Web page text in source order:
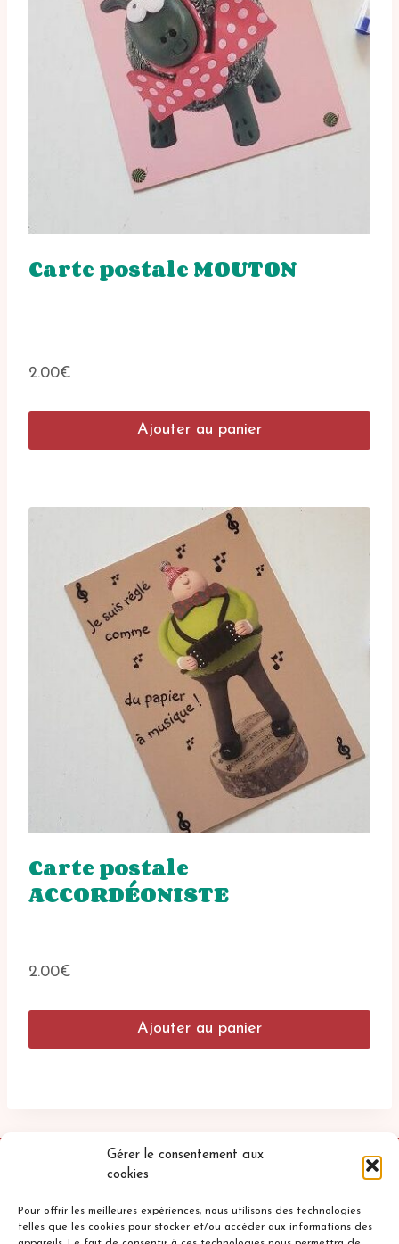
Gérer le consentement aux
cookies
Pour offrir les meilleures expériences, nous utilisons des technologies
telles que les cookies pour stocker et/ou accéder aux informations des
Carte postale MOUTON
2.00€
Ajouter au panier
Carte postale
ACCORDÉONISTE
2.00€
Ajouter au panier